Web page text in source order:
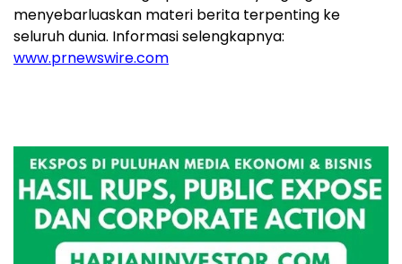
menyebarluaskan materi berita terpenting ke
seluruh dunia. Informasi selengkapnya:
www.prnewswire.com